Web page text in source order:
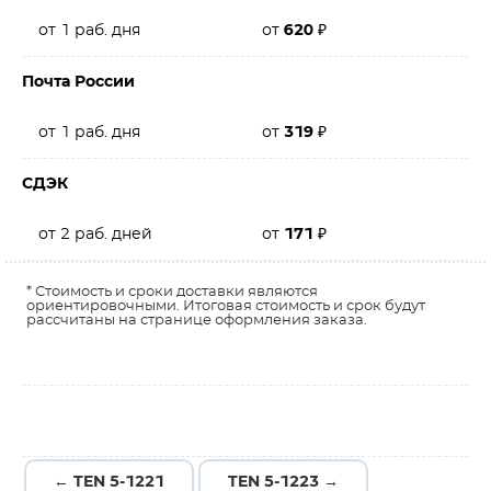
от 1 раб. дня от 620 ₽
Почта России
от 1 раб. дня от 319 ₽
СДЭК
от 2 раб. дней от 171 ₽
* Стоимость и сроки доставки являются
ориентировочными. Итоговая стоимость и срок будут
рассчитаны на странице оформления заказа.
← TEN 5-1221 TEN 5-1223 →